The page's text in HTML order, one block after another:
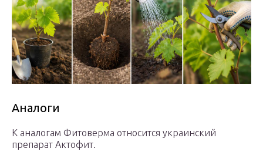
Аналоги
К аналогам Фитоверма относится украинский
препарат Актофит.